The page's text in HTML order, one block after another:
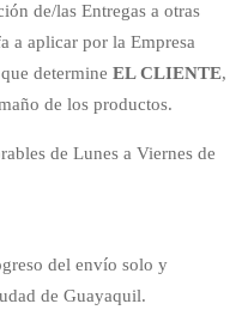
de/las Entregas a otras
a aplicar por la Empresa
determine EL CLIENTE,
de los productos.
de Lunes a Viernes de
del envío solo y
de Guayaquil.